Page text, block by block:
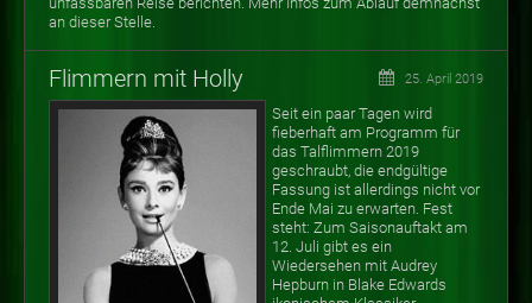
an dieser Stelle.
Flimmern mit Holly 25. April 2019
Seit ein paar Tagen wird
fieberhaft am Programm für
das Talflimmern 2019
geschraubt, die endgültige
Fassung ist allerdings nicht vor
Ende Mai zu erwarten. Fest
steht: Zum Saisonauftakt am
12. Juli gibt es ein
Wiedersehen mit Audrey
Hepburn in Blake Edwards